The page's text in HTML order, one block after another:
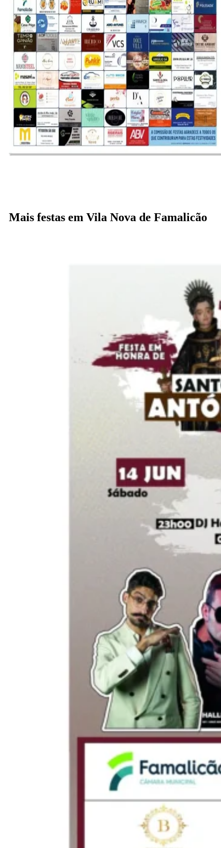
Mais festas em Vila Nova de Famalicão